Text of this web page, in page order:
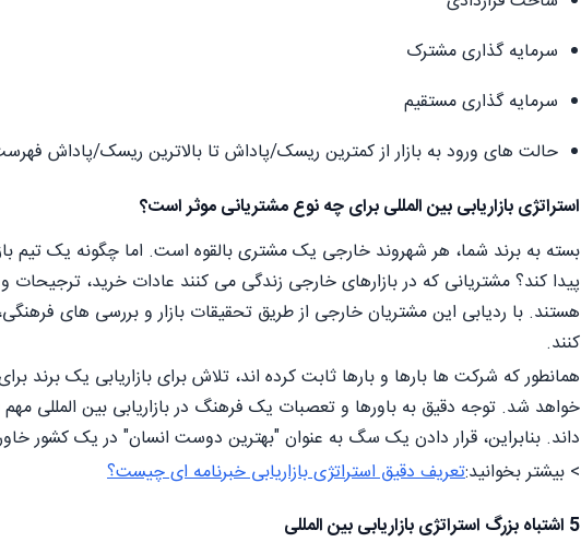
سرمایه گذاری مشترک
سرمایه گذاری مستقیم
حالت های ورود به بازار از کمترین ریسک/پاداش تا بالاترین ریسک/پاداش
استراتژی بازاریابی بین المللی برای چه نوع مشتریانی موثر است؟
بسته به برند شما، هر شهروند خارجی یک مشتری بالقوه است. اما چگونه یک تیم
پیدا کند؟ مشتریانی که در بازارهای خارجی زندگی می کنند عادات خرید، ترجیحات
هستند. با ردیابی این مشتریان خارجی از طریق تحقیقات بازار و بررسی های
کنند.
همانطور که شرکت ها بارها و بارها ثابت کرده اند، تلاش برای بازاریابی یک برند
خواهد شد. توجه دقیق به باورها و تعصبات یک فرهنگ در بازاریابی بین المللی
داند. بنابراین، قرار دادن یک سگ به عنوان "بهترین دوست انسان" در یک کشور
> بیشتر بخوانید:تعریف دقیق استراتژی بازاریابی خبرنامه ای چیست؟
5 اشتباه بزرگ استراتژی بازاریابی بین المللی